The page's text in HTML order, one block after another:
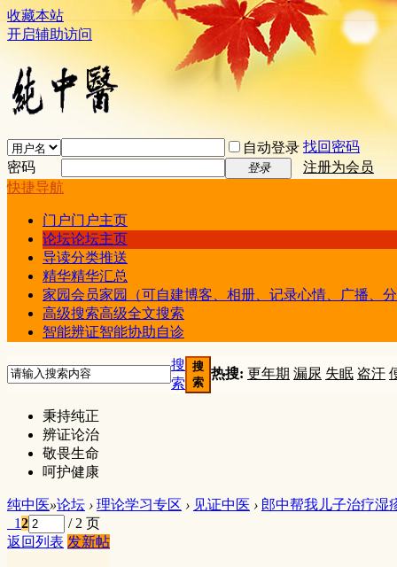
收藏本站
开启辅助访问
自动登录 找回密码
密码
登录
注册为会员
快捷导航
门户门户主页
论坛论坛主页
导读分类推送
精华精华汇总
家园会员家园（可自建博客、相册、记录心情、广播、
高级搜索高级全文搜索
智能辨证智能协助自诊
搜
索
搜
索
热搜: 更年期 漏尿 失眠 盗汗
秉持纯正
辨证论治
敬畏生命
呵护健康
纯中医»论坛 › 理论学习专区 › 见证中医 › 郎中帮我儿子治疗湿
12
/ 2 页
返回列表 发新帖